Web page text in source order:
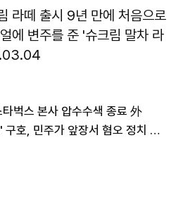
라떼 출시 9년 만에 처음으로
에 변주를 준 '슈크림 말차 라
벅스 본사 압수수색 종료 外
與 "고교야구 '스타벅스' 구호, 민주가 앞장서 혐오 정치 끝낼 것"